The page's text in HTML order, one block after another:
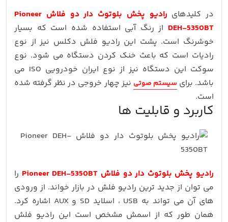
در کلیدهای
رادیو پخش بلوتوث دار دو فلاش Pioneer
DEH-5350BT از رنگ آبی استفاده شده است که بسیار
خوشرنگ است. پشت این رادیو فلش دکلس نیز از نوع
رادیات است که باعث خنک کردن دستگاه می شود. نوع
سوکت این دستگاه نیز از نوع ایران خودرویی ISO می
باشد. برایسیستم صوتی نیز چهار خروجی در نظر گرفته شده
است.
کاربرد و قابلیت ها
رادیو پخش بلوتوث دار دو فلاش Pioneer DEH-5350BT
را
می توان از جدید ترین رادیو فلش در بازار خواند. از ورودی
های آن می تواند به USB ، اسلاید SD و AUX اشاره کرد.
همان طور که از اسمش مشخص است این رادیو فلش